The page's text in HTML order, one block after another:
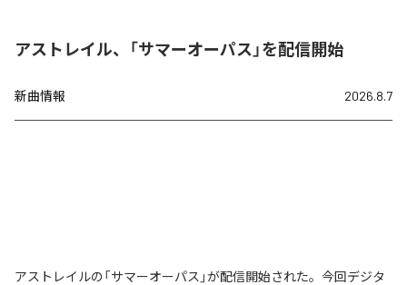
アストレイル、「サマーオーパス」を配信開始
新曲情報 2026.8.7
アストレイルの「サマーオーパス」が配信開始された。今回デジタ